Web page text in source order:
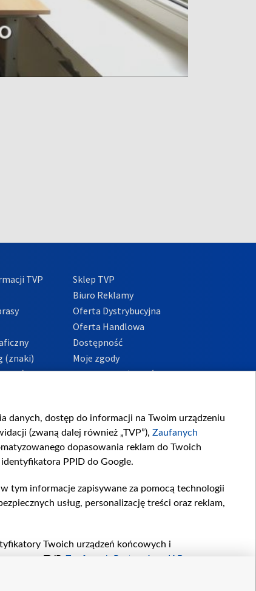
TVP
(znaki)
Sklep TVP
Biuro Reklamy
Oferta Dystrybucyjna
Oferta Handlowa
Dostępność
Moje zgody
Procedura zgłoszeń
danych, dostęp do informacji na Twoim urządzeniu
(zwaną dalej również „TVP”), Zaufanych
dopasowania reklam do Twoich
PPID do Google.
tym informacje zapisywane za pomocą technologii
usług, personalizację treści oraz reklam,
Twoich urządzeń końcowych i
przez TVP, Zaufanych Partnerów z IAB
dostęp do nich, wyboru podstawowych reklam,
wyboru spersonalizowanych treści, pomiaru